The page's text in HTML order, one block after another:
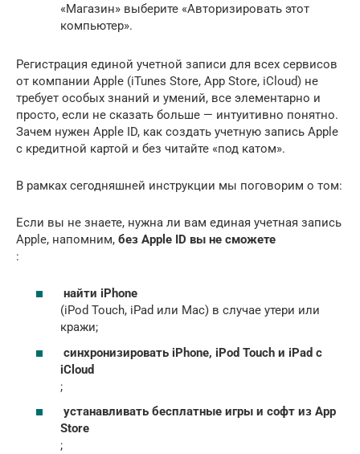
«Магазин» выберите «Авторизировать этот
компьютер».
Регистрация единой учетной записи для всех сервисов
от компании Apple (iTunes Store, App Store, iCloud) не
требует особых знаний и умений, все элементарно и
просто, если не сказать больше — интуитивно понятно.
Зачем нужен Apple ID, как создать учетную запись Apple
с кредитной картой и без читайте «под катом».
В рамках сегодняшней инструкции мы поговорим о том:
Если вы не знаете, нужна ли вам единая учетная запись
Apple, напомним, без Apple ID вы не сможете
:
найти iPhone
(iPod Touch, iPad или Mac) в случае утери или
кражи;
синхронизировать iPhone, iPod Touch и iPad с
iCloud
;
устанавливать бесплатные игры и софт из App
Store
;